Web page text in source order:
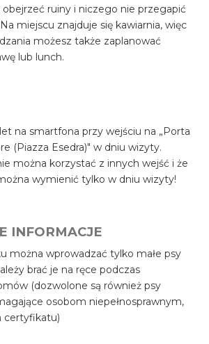
obejrzeć ruiny i niczego nie przegapić
miejscu znajduje się kawiarnia, więc
możesz także zaplanować
lub lunch.
na smartfona przy wejściu na „Porta
(Piazza Esedra)" w dniu wizyty.
można korzystać z innych wejść i że
wymienić tylko w dniu wizyty!
INFORMACJE
można wprowadzać tylko małe psy
brać je na ręce podczas
(dozwolone są również psy
osobom niepełnosprawnym,
certyfikatu)